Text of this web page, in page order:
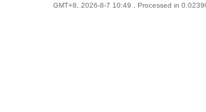
GMT+8, 2026-8-7 10:49 , Processed in